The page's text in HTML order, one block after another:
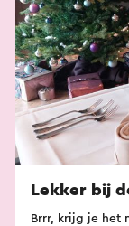
Lekker bij
Brrr, krijg je het